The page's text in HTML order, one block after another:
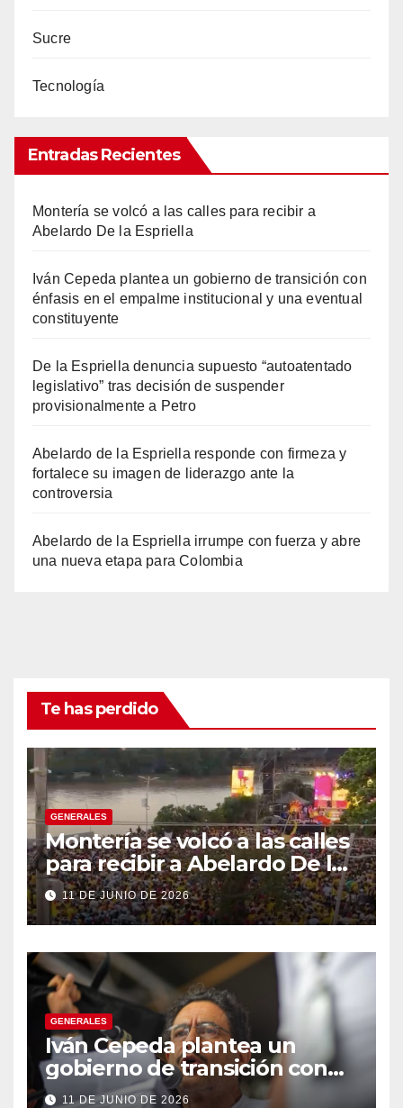
Sucre
Tecnología
Entradas Recientes
Montería se volcó a las calles para recibir a
Abelardo De la Espriella
Iván Cepeda plantea un gobierno de transición con
énfasis en el empalme institucional y una eventual
constituyente
De la Espriella denuncia supuesto “autoatentado
legislativo” tras decisión de suspender
provisionalmente a Petro
Abelardo de la Espriella responde con firmeza y
fortalece su imagen de liderazgo ante la
controversia
Abelardo de la Espriella irrumpe con fuerza y abre
una nueva etapa para Colombia
Te has perdido
GENERALES
Montería se volcó a las calles
para recibir a Abelardo De la
Espriella
11 DE JUNIO DE 2026
GENERALES
Iván Cepeda plantea un
gobierno de transición con
énfasis en el empalme
11 DE JUNIO DE 2026